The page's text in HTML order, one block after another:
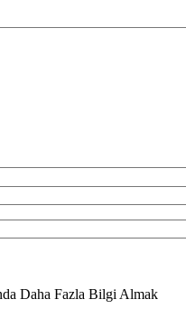
Daha Fazla Bilgi Almak